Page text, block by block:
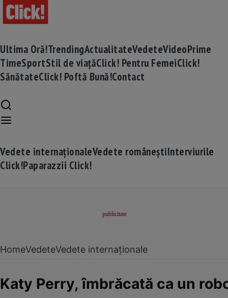
Ultima Oră!TrendingActualitateVedeteVideoPrime
TimeSportStil de viațăClick! Pentru FemeiClick!
SănătateClick! Poftă Bună!Contact
Vedete internaționaleVedete româneștiInterviurile
Click!Paparazzii Click!
HomeVedeteVedete internaționale
Katy Perry, îmbrăcată ca un